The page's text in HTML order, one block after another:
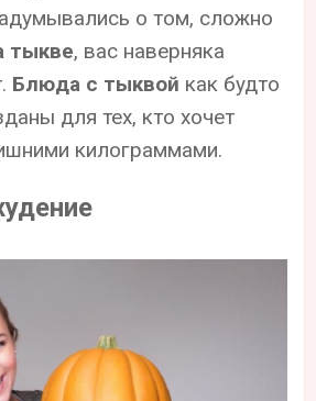
о том, сложно
тыкве, вас наверняка
Блюда с тыквой как будто
для тех, кто хочет
килограммами.